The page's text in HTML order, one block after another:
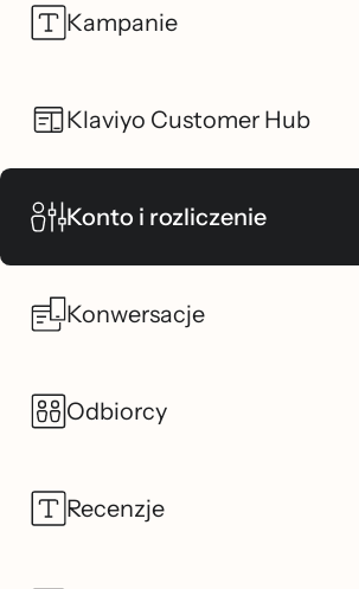
Kampanie
Klaviyo Customer Hub
Konto i rozliczenie
Konwersacje
Odbiorcy
Recenzje